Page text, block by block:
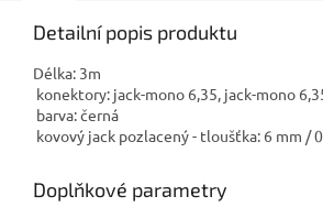
Detailní popis produktu
Délka: 3m
konektory: jack-mono 6,35, jack-mono
barva: černá
kovový jack pozlacený - tloušťka: 6 mm /
Doplňkové parametry